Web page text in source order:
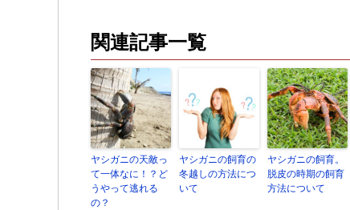
関連記事一覧
ヤシガニの天敵っ
て一体なに！？ど
うやって逃れる
の？
ヤシガニの飼育の
冬越しの方法につ
いて
ヤシガニの飼育。
脱皮の時期の飼育
方法について